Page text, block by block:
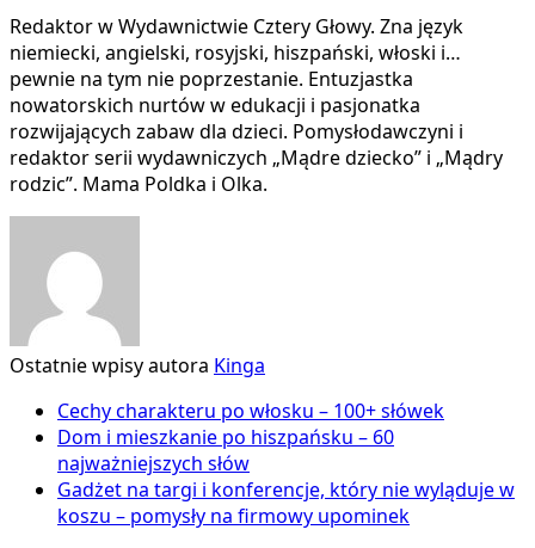
Redaktor w Wydawnictwie Cztery Głowy. Zna język
niemiecki, angielski, rosyjski, hiszpański, włoski i…
pewnie na tym nie poprzestanie. Entuzjastka
nowatorskich nurtów w edukacji i pasjonatka
rozwijających zabaw dla dzieci. Pomysłodawczyni i
redaktor serii wydawniczych „Mądre dziecko” i „Mądry
rodzic”. Mama Poldka i Olka.
Ostatnie wpisy autora Kinga
Cechy charakteru po włosku – 100+ słówek
Dom i mieszkanie po hiszpańsku – 60
najważniejszych słów
Gadżet na targi i konferencje, który nie wyląduje w
koszu – pomysły na firmowy upominek